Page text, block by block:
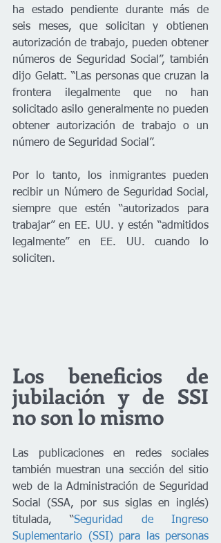
ha estado pendiente durante más de
seis meses, que solicitan y obtienen
autorización de trabajo, pueden obtener
números de Seguridad Social”, también
dijo Gelatt. “Las personas que cruzan la
frontera ilegalmente que no han
solicitado asilo generalmente no pueden
obtener autorización de trabajo o un
número de Seguridad Social”.
Por lo tanto, los inmigrantes pueden
recibir un Número de Seguridad Social,
siempre que estén “autorizados para
trabajar” en EE. UU. y estén “admitidos
legalmente” en EE. UU. cuando lo
soliciten.
Los beneficios de
jubilación y de SSI
no son lo mismo
Las publicaciones en redes sociales
también muestran una sección del sitio
web de la Administración de Seguridad
Social (SSA, por sus siglas en inglés)
titulada, “Seguridad de Ingreso
Suplementario (SSI) para las personas